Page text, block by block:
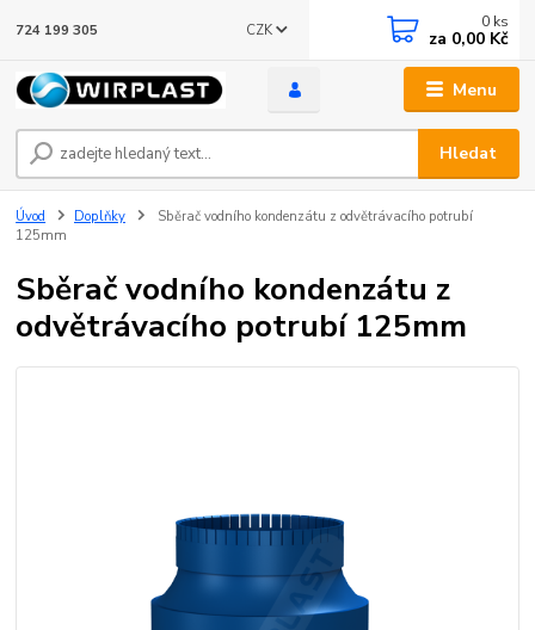
Menu
CZK
Hledat
724 199 305 0 ks
za 0,00 Kč
Úvod Doplňky
Sběrač vodního kondenzátu z odvětrávacího potrubí
125mm
Sběrač vodního kondenzátu z
odvětrávacího potrubí 125mm